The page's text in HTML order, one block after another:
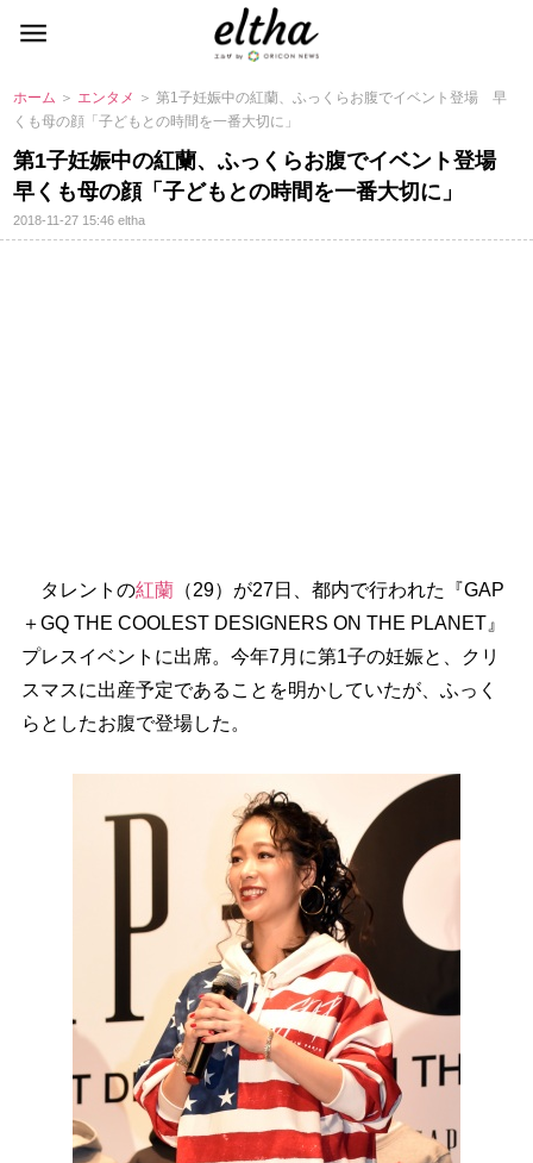
ホーム ＞ エンタメ ＞ 第1子妊娠中の紅蘭、ふっくらお腹でイベント登場 早
くも母の顔「子どもとの時間を一番大切に」
第1子妊娠中の紅蘭、ふっくらお腹でイベント登場
早くも母の顔「子どもとの時間を一番大切に」
2018-11-27 15:46eltha
タレントの紅蘭（29）が27日、都内で行われた『GAP
＋GQ THE COOLEST DESIGNERS ON THE PLANET』
プレスイベントに出席。今年7月に第1子の妊娠と、クリ
スマスに出産予定であることを明かしていたが、ふっく
らとしたお腹で登場した。